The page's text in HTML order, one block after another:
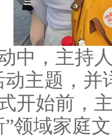
，主持人
动主题，
开始前，
”领域家庭